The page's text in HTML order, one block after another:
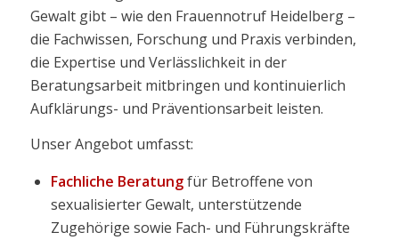
Gewalt gibt – wie den Frauennotruf Heidelberg –
die Fachwissen, Forschung und Praxis verbinden,
die Expertise und Verlässlichkeit in der
Beratungsarbeit mitbringen und kontinuierlich
Aufklärungs- und Präventionsarbeit leisten.
Unser Angebot umfasst:
Fachliche Beratungfür Betroffene von
sexualisierter Gewalt, unterstützende
Zugehörige sowie Fach- und Führungskräfte